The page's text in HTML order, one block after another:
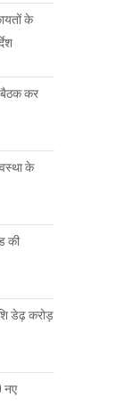
के
बैठक कर
के
की
डेढ़ करोड़
नए